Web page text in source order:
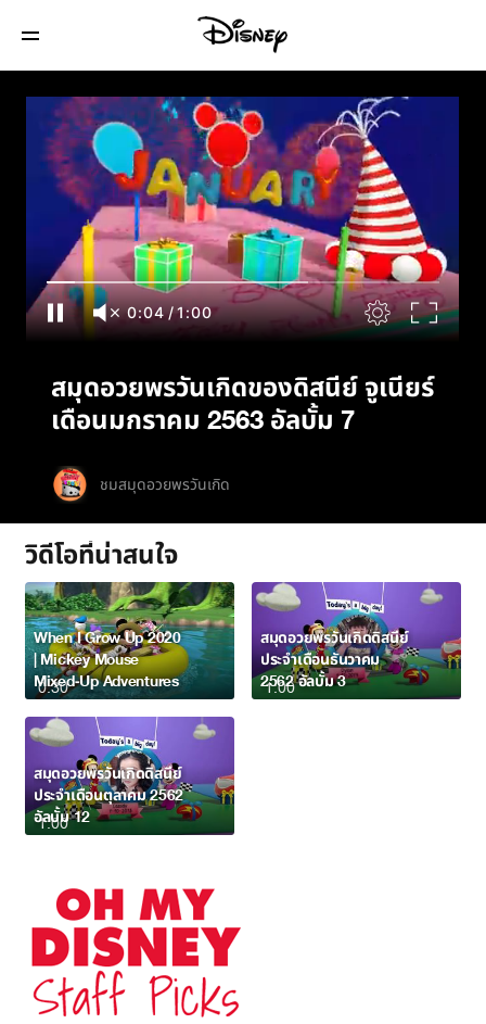
สมุดอวยพรวันเกิดของดิสนีย์ จูเนียร์เดือน
มกราคม 2563 อัลบั้ม 7
0:05/1:00
สมุดอวยพรวันเกิดของดิสนีย์ จูเนียร์
เดือนมกราคม 2563 อัลบั้ม 7
ชมสมุดอวยพรวันเกิด
วิดีโอที่น่าสนใจ
0:30
When I Grow Up 2020
| Mickey Mouse
Mixed-Up Adventures
1:00
สมุดอวยพรวันเกิดดิสนีย์
ประจำเดือนธันวาคม
2562 อัลบั้ม 3
1:00
สมุดอวยพรวันเกิดดิสนีย์
ประจำเดือนตุลาคม 2562
อัลบั้ม 12